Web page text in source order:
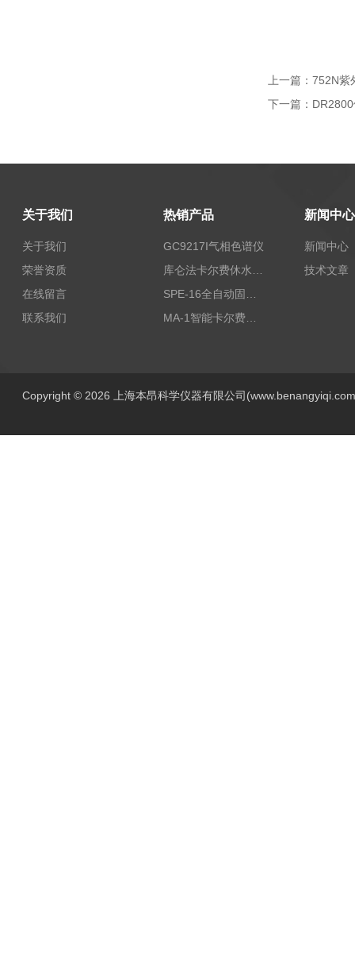
上一篇： 752N紫
下一篇：
关于我们
关于我们
荣誉资质
在线留言
联系我们
热销产品
GC9217I气相色谱仪
MA-1智能卡尔费休水分测定仪
新闻中心
新闻中心
技术文章
Copyright © 2026 上海本昂科学仪器有限公司